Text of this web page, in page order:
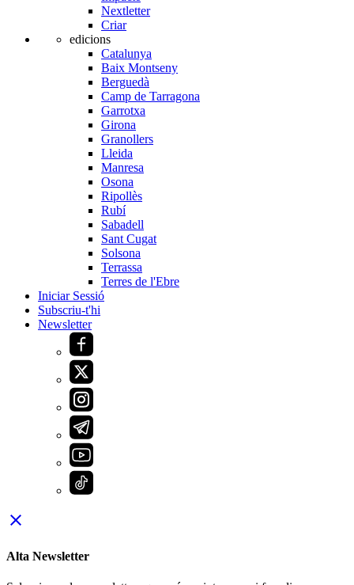
Nextletter
Criar
edicions
Catalunya
Baix Montseny
Berguedà
Camp de Tarragona
Garrotxa
Girona
Granollers
Lleida
Manresa
Osona
Ripollès
Rubí
Sabadell
Sant Cugat
Solsona
Terrassa
Terres de l'Ebre
Iniciar Sessió
Subscriu-t'hi
Newsletter
close
Alta Newsletter